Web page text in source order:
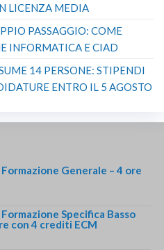
LICENZA MEDIA
PASSAGGIO: COME
INFORMATICA E CIAD
14 PERSONE: STIPENDI
ENTRO IL 5 AGOSTO
Generale – 4 ore
Specifica Basso
con 4 crediti ECM